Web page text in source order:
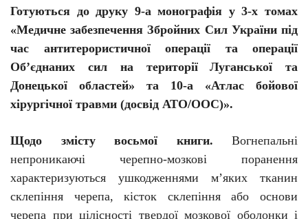
Готуються до друку 9-а монографія у 3-х томах
«Медичне забезпечення Збройних Сил України під
час антитерористичної операції та операції
Об’єднаних сил на території
Луганської та
Донецької областей» та 10-а «Атлас бойової
хірургічної травми (досвід АТО/ООС)».
Щодо змісту восьмої книги. Вогнепальні
непроникаючі черепно-мозкові поранення
характеризуються ушкодженнями м’яких тканин
склепіння черепа, кісток склепіння або основи
черепа при цілісності твердої мозкової оболонки і